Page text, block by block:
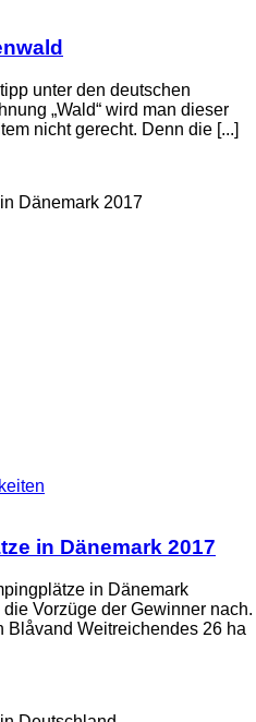
unter den deutschen
„Wald“ wird man dieser
nicht gerecht. Denn die [...]
in Dänemark 2017
in Dänemark
Vorzüge der Gewinner nach.
Blåvand Weitreichendes 26 ha